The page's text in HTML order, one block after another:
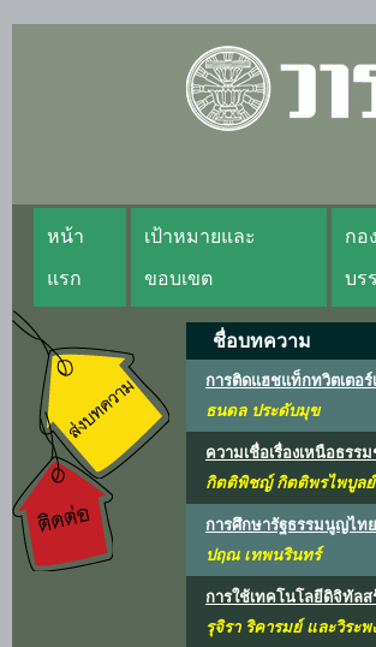
หน้า
แรก
เป้าหมายและ
ขอบเขต
กอง
บร
ชื่อบทความ
การติดแฮชแท็กทวิตเตอ
ธนดล ประดับมุข
ความเชื่อเรื่องเหนือธรร
กิตติพิชญ์ กิตติพรไพบูล
การศึกษารัฐธรรมนูญไท
ปฤณ เทพนรินทร์
การใช้เทคโนโลยีดิจิทัล
รุจิรา ริคารมย์ และวิระ